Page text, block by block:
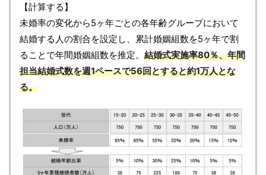
【計算する】
未婚率の変化から5ヶ年ごとの各年齢グループにおいて
結婚する人の割合を設定し、累計婚姻組数を5ヶ年で割
ることで年間婚姻組数を推定。 結婚式実施率80％、年間
担当結婚式数を週1ペースで56回とすると約1万人とな
る。